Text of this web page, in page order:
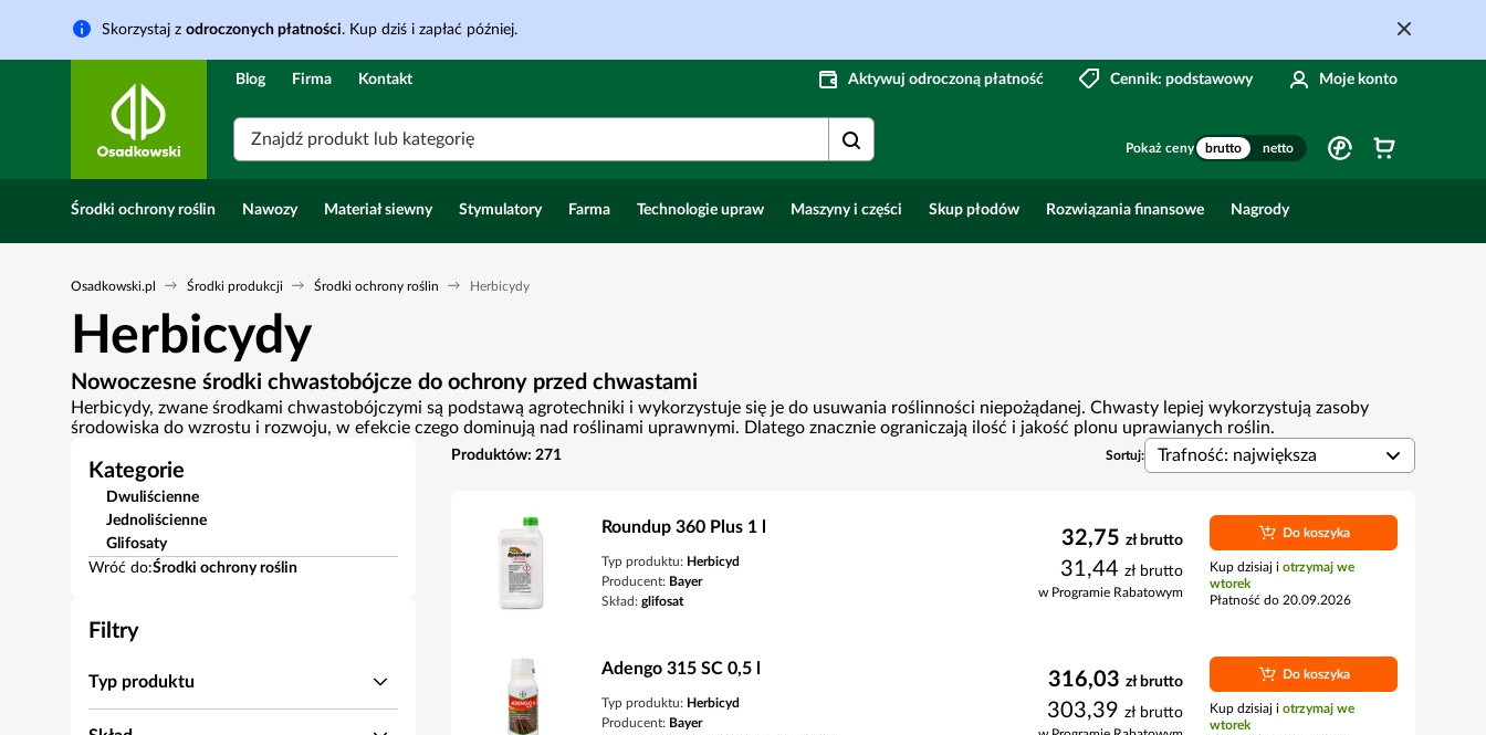
Skorzystaj z odroczonych płatności. Kup dziś i zapłać później.
Blog Firma Kontakt Aktywuj odroczoną płatność Cennik: podstawowy Moje konto
Znajdź produkt lub kategorię Pokaż ceny brutto netto
Środki ochrony roślin Nawozy Materiał siewny Stymulatory Farma Technologie upraw Maszyny i części Skup płodów Rozwiązania finansowe Nagrody
Osadkowski.pl Środki produkcji Środki ochrony roślin Herbicydy
Herbicydy
Nowoczesne środki chwastobójcze do ochrony przed chwastami
Herbicydy, zwane środkami chwastobójczymi są podstawą agrotechniki i wykorzystuje się je do usuwania roślinności niepożądanej. Chwasty lepiej wykorzystują zasoby
środowiska do wzrostu i rozwoju, w efekcie czego dominują nad roślinami uprawnymi. Dlatego znacznie ograniczają ilość i jakość plonu uprawianych roślin.
Kategorie
Dwuliścienne
Jednoliścienne
Glifosaty
Wróć do:Środki ochrony roślin
Filtry
Typ produktu
Produktów: 271 Sortuj: Trafność: największa
Roundup 360 Plus 1 l
Typ produktu: Herbicyd
Producent: Bayer
Skład: glifosat
32,75 zł brutto
31,44 zł brutto
w Programie Rabatowym
Do koszyka
Kup dzisiaj i otrzymaj we
wtorek
Płatność do 20.09.2026
Adengo 315 SC 0,5 l
Typ produktu: Herbicyd
Producent: Bayer
316,03 zł brutto
303,39 zł brutto
Do koszyka
Kup dzisiaj i otrzymaj we
wtorek